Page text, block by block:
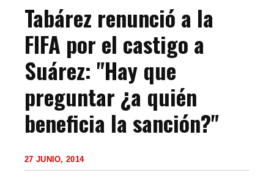
Tabárez renunció a la
FIFA por el castigo a
Suárez: "Hay que
preguntar ¿a quién
beneficia la sanción?"
27 JUNIO, 2014